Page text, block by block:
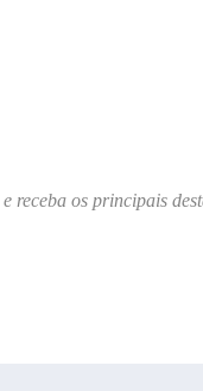
e receba os principais